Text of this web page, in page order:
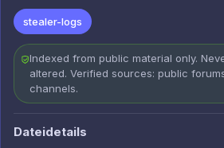
stealer-logs
Indexed from public material only.
altered. Verified sources: public
channels.
Dateidetails